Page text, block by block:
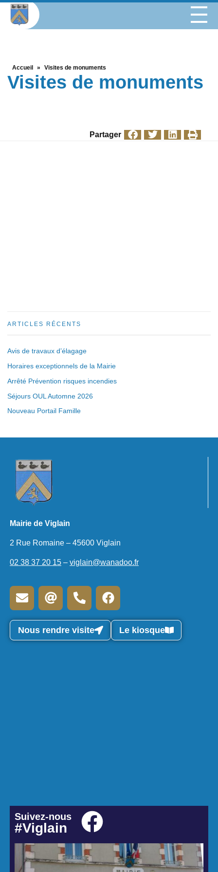
Accueil » Visites de monuments
Visites de monuments
Partager
ARTICLES RÉCENTS
Avis de travaux d’élagage
Horaires exceptionnels de la Mairie
Arrêté Prévention risques incendies
Séjours OUL Automne 2026
Nouveau Portail Famille
Mairie de Viglain
2 Rue Romaine – 45600 Viglain
02 38 37 20 15 – viglain@wanadoo.fr
Nous rendre visite Le kiosque
Suivez-nous
#Viglain